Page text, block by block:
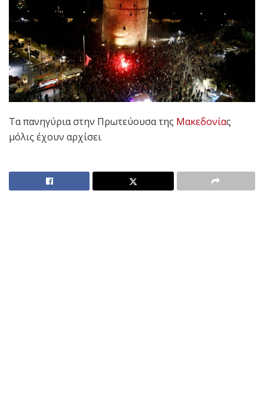
Τα πανηγύρια στην Πρωτεύουσα της Μακεδονίας
μόλις έχουν αρχίσει